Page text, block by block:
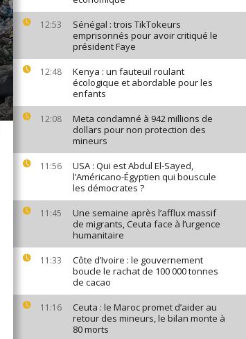
12:53
Sénégal : trois TikTokeurs
emprisonnés pour avoir critiqué le
président Faye
12:48
Kenya : un fauteuil roulant
écologique et abordable pour les
enfants
12:08
Meta condamné à 942 millions de
dollars pour non protection des
mineurs
11:56
USA : Qui est Abdul El-Sayed,
l’Américano-Égyptien qui bouscule
les démocrates ?
11:45
Une semaine après l’afflux massif
de migrants, Ceuta face à l’urgence
humanitaire
11:33
Côte d’Ivoire : le gouvernement
boucle le rachat de 100 000 tonnes
de cacao
11:16
Ceuta : le Maroc promet d’aider au
retour des mineurs, le bilan monte à
80 morts